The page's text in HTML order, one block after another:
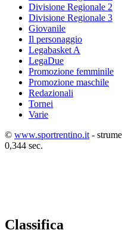
Divisione Regionale 2
Divisione Regionale 3
Giovanile
Il personaggio
Legabasket A
LegaDue
Promozione femminile
Promozione maschile
Redazionali
Tornei
Varie
© www.sportrentino.it -
0,344 sec.
Classifica